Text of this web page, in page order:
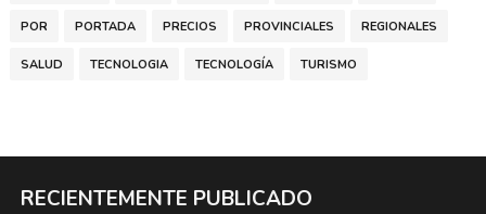
POR PORTADA PRECIOS PROVINCIALES REGIONALES
SALUD TECNOLOGIA TECNOLOGÍA TURISMO
RECIENTEMENTE PUBLICADO